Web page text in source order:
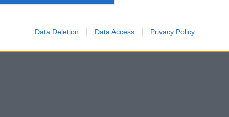
Data Deletion Data Access Privacy Policy